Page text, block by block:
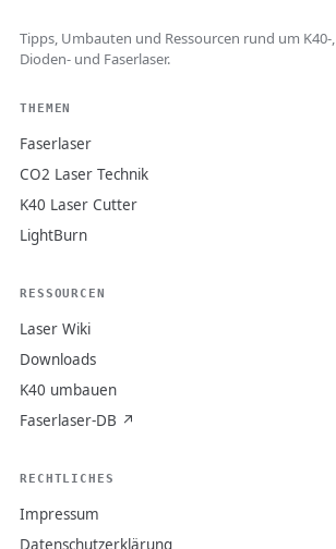
Tipps, Umbauten und Ressourcen rund um K40-,
Dioden- und Faserlaser.
THEMEN
Faserlaser
CO2 Laser Technik
K40 Laser Cutter
LightBurn
RESSOURCEN
Laser Wiki
Downloads
K40 umbauen
Faserlaser-DB ↗
RECHTLICHES
Impressum
Datenschutzerklärung